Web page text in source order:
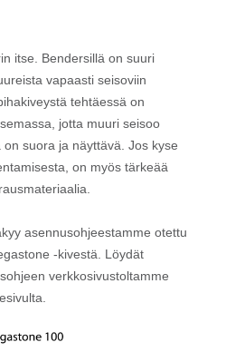
itse. Bendersillä on suuri
vapaasti seisoviin
tehtäessä on
jotta muuri seisoo
suora ja näyttävä. Jos kyse
on myös tärkeää
asennusohjeestamme otettu
‑kivestä. Löydät
verkkosivustoltamme